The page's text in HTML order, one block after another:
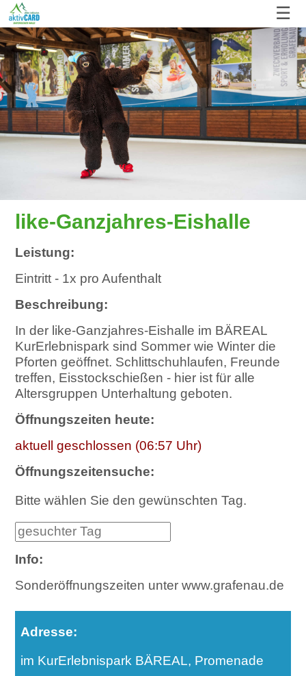
☰
like-Ganzjahres-Eishalle
Leistung:
Eintritt - 1x pro Aufenthalt
Beschreibung:
In der like-Ganzjahres-Eishalle im BÄREAL
KurErlebnispark sind Sommer wie Winter die
Pforten geöffnet. Schlittschuhlaufen, Freunde
treffen, Eisstockschießen - hier ist für alle
Altersgruppen Unterhaltung geboten.
Öffnungszeiten heute:
aktuell geschlossen (06:57 Uhr)
Öffnungszeitensuche:
Bitte wählen Sie den gewünschten Tag.
Info:
Sonderöffnungszeiten unter www.grafenau.de
Adresse:
im KurErlebnispark BÄREAL, Promenade